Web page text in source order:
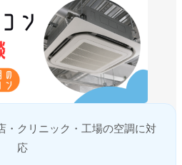
・クリニック・工場の空調に対
応